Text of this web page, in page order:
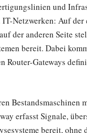
und
Netzwerken: Auf der
der anderen Seite
bereit. Dabei
Router-Gateways
Bestandsmaschinen
erfasst Signale,
bereit, ohne